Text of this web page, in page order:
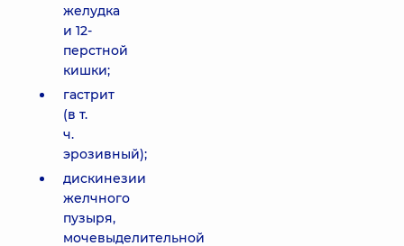
желудка
и 12-
перстной
кишки;
гастрит
(в т.
ч.
эрозивный);
дискинезии
желчного
пузыря,
мочевыделительной